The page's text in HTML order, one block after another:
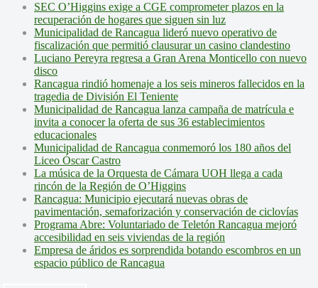
SEC O’Higgins exige a CGE comprometer plazos en la
recuperación de hogares que siguen sin luz
Municipalidad de Rancagua lideró nuevo operativo de
fiscalización que permitió clausurar un casino clandestino
Luciano Pereyra regresa a Gran Arena Monticello con nuevo
disco
Rancagua rindió homenaje a los seis mineros fallecidos en la
tragedia de División El Teniente
Municipalidad de Rancagua lanza campaña de matrícula e
invita a conocer la oferta de sus 36 establecimientos
educacionales
Municipalidad de Rancagua conmemoró los 180 años del
Liceo Óscar Castro
La música de la Orquesta de Cámara UOH llega a cada
rincón de la Región de O’Higgins
Rancagua: Municipio ejecutará nuevas obras de
pavimentación, semaforización y conservación de ciclovías
Programa Abre: Voluntariado de Teletón Rancagua mejoró
accesibilidad en seis viviendas de la región
Empresa de áridos es sorprendida botando escombros en un
espacio público de Rancagua